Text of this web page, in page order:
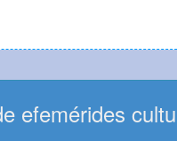
efemérides